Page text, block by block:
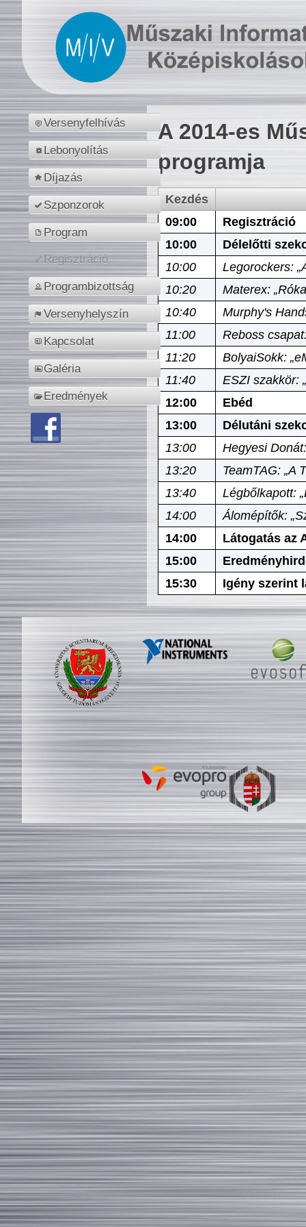
Versenyfelhívás
Lebonyolítás
Díjazás
Szponzorok
Program
Regisztráció
Programbizottság
Versenyhelyszín
Kapcsolat
Galéria
Eredmények
A 2014-es
programja
Kezdés
09:00
Regisztráció
10:00
Délelőtti
10:00
Legorockers:
10:20
Materex:
10:40
Murphy's
11:00
Reboss
11:20
BolyaiSokk:
11:40
ESZI szakkör:
12:00
Ebéd
13:00
Délutáni
13:00
Hegyesi
13:20
TeamTAG: „A
13:40
Légbőlkapott:
14:00
Álomépítők:
14:00
Látogatás az
15:00
15:30
Igény szerint